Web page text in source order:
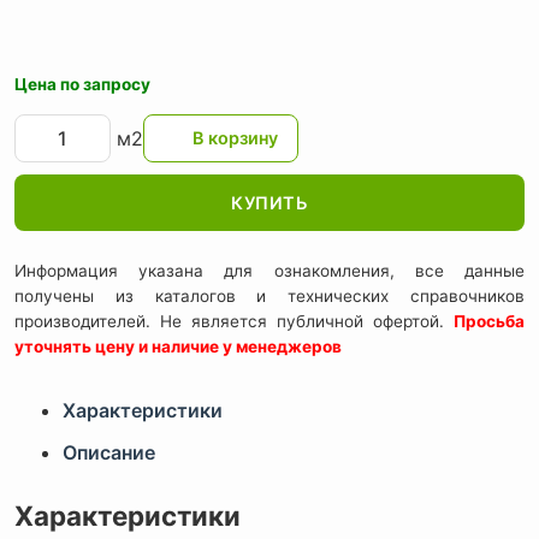
Цена по запросу
м2
КУПИТЬ
Информация указана для ознакомления, все данные
получены из каталогов и технических справочников
производителей. Не является публичной офертой. Просьба
уточнять цену и наличие у менеджеров
Характеристики
Описание
Характеристики